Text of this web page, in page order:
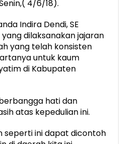
4/6/18).
Indira Dendi, SE
dilaksanakan jajaran
yang telah konsisten
untuk kaum
di Kabupaten
hati dan
atas kepedulian ini.
seperti ini dapat dicontoh